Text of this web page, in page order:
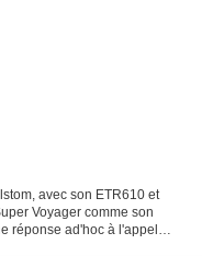
avec son ETR610 et
Voyager comme son
réponse ad'hoc à l'appel